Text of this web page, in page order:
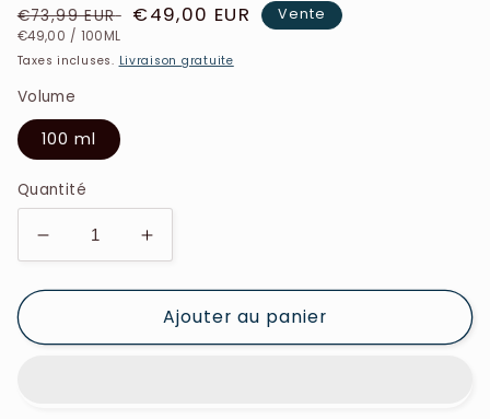
Prix
habituel
€73,99 EUR
Prix
€49,00 EUR
PRIX
€49,00 / PAR
100ML
Vente
Taxes incluses. Livraison gratuite
Volume
100 ml
Quantité
Réduire
la
quantité
Jimmy
Augmenter
la
quantité
de
Jimmy
Ajouter au panier